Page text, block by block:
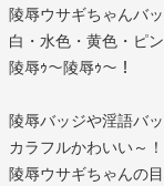
陵辱ウサギちゃんバ
白・水色・黄色・ピ
陵辱ｩ～陵辱ｩ～！
陵辱バッジや淫語バ
カラフルかわいい～！
陵辱ウサギちゃんの